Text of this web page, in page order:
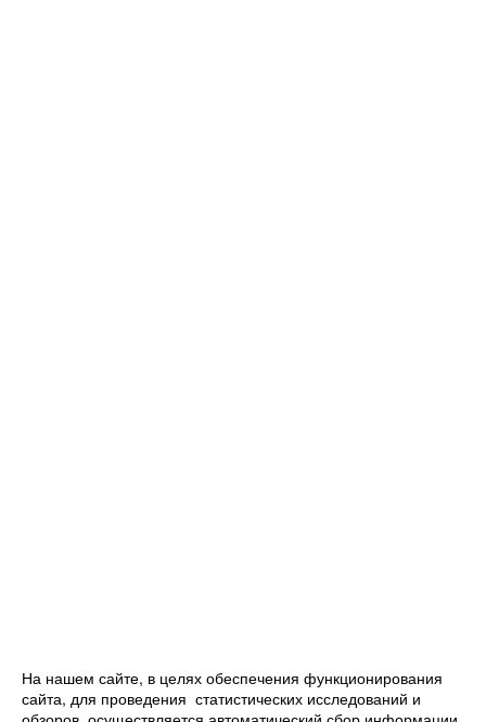
На нашем сайте, в целях обеспечения функционирования
сайта, для проведения статистических исследований и